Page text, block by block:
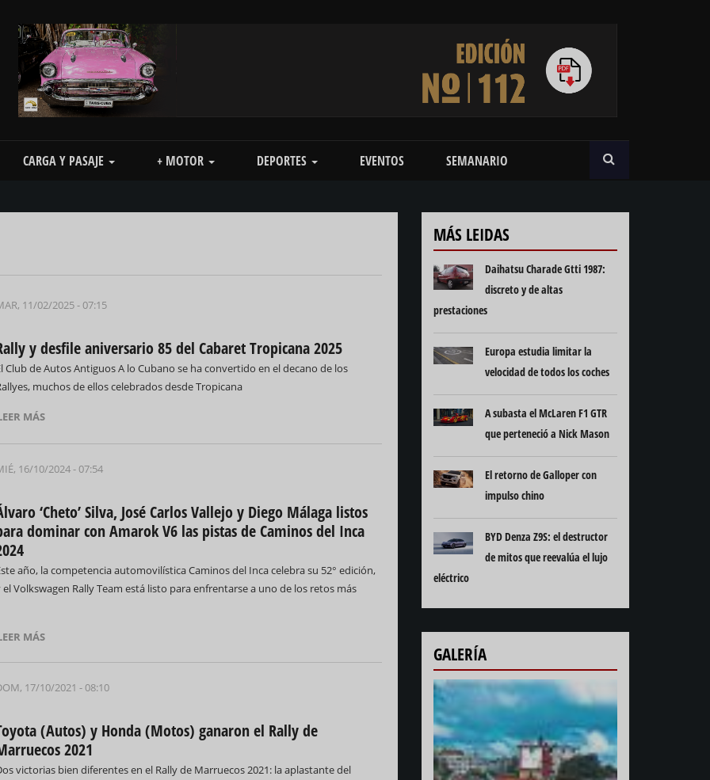
CARGA Y PASAJE + MOTOR DEPORTES EVENTOS SEMANARIO
11/02/2025 - 07:15
y desfile aniversario 85 del Cabaret Tropicana 2025
Club de Autos Antiguos A lo Cubano se ha convertido en el decano de los
muchos de ellos celebrados desde Tropicana
MÁS
16/10/2024 - 07:54
‘Cheto’ Silva, José Carlos Vallejo y Diego Málaga listos
dominar con Amarok V6 las pistas de Caminos del Inca
año, la competencia automovilística Caminos del Inca celebra su 52° edición,
el Volkswagen Rally Team está listo para enfrentarse a uno de los retos más
MÁS
17/10/2021 - 08:10
(Autos) y Honda (Motos) ganaron el Rally de
2021
victorias bien diferentes en el Rally de Marruecos 2021: la aplastante del
MÁS LEIDAS
Daihatsu Charade Gtti 1987:
discreto y de altas
prestaciones
Europa estudia limitar la
velocidad de todos los coches
A subasta el McLaren F1 GTR
que perteneció a Nick Mason
El retorno de Galloper con
impulso chino
BYD Denza Z9S: el destructor
de mitos que reevalúa el lujo
eléctrico
GALERÍA